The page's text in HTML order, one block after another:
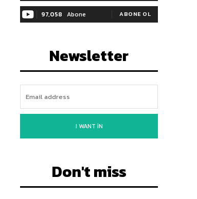
97,058 Abone ABONE OL
Newsletter
I WANT IN
Don't miss